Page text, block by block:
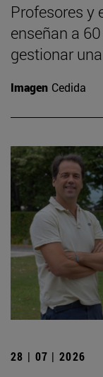
Profesores y
enseñan a
gestionar
Imagen Cedida
28 | 07 | 2026